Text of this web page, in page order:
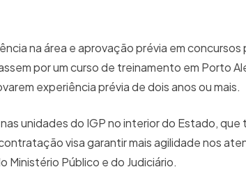
na área e aprovação prévia em concursos
por um curso de treinamento em Porto
experiência prévia de dois anos ou mais.
unidades do IGP no interior do Estado, que
visa garantir mais agilidade nos
Ministério Público e do Judiciário.